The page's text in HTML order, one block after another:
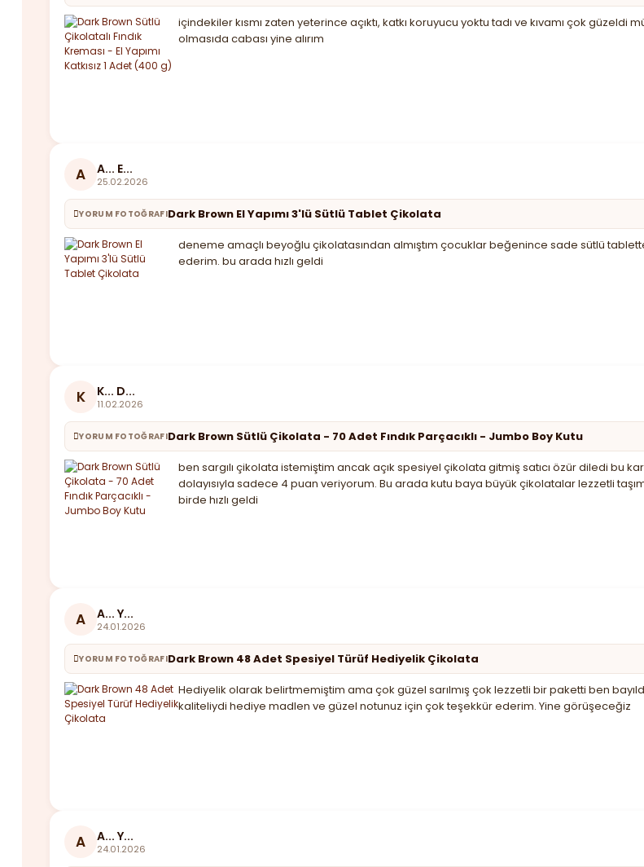
içindekiler kısmı zaten yeterince açıktı, katkı koruyucu yoktu tadı ve kıvamı çok
olmasıda cabası yine alırım
A A... E...
25.02.2026
YORUM FOTOĞRAFIDark Brown El Yapımı 3'lü Sütlü Tablet Çikolata
deneme amaçlı beyoğlu çikolatasından almıştım çocuklar beğenince sade sütlü
ederim. bu arada hızlı geldi
K K... D...
11.02.2026
YORUM FOTOĞRAFIDark Brown Sütlü Çikolata - 70 Adet Fındık Parçacıklı - Jumbo Boy Kutu
ben sargılı çikolata istemiştim ancak açık spesiyel çikolata gitmiş satıcı özür diledi bu
dolayısıyla sadece 4 puan veriyorum. Bu arada kutu baya büyük çikolatalar lezzetli
birde hızlı geldi
A A... Y...
24.01.2026
YORUM FOTOĞRAFIDark Brown 48 Adet Spesiyel Türüf Hediyelik Çikolata
Hediyelik olarak belirtmemiştim ama çok güzel sarılmış çok lezzetli bir paketti ben
kaliteliydi hediye madlen ve güzel notunuz için çok teşekkür ederim. Yine görüşeceğiz
A A... Y...
24.01.2026